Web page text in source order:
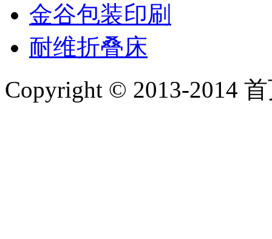
金谷包装印刷
耐维折叠床
Copyright © 2013-2014